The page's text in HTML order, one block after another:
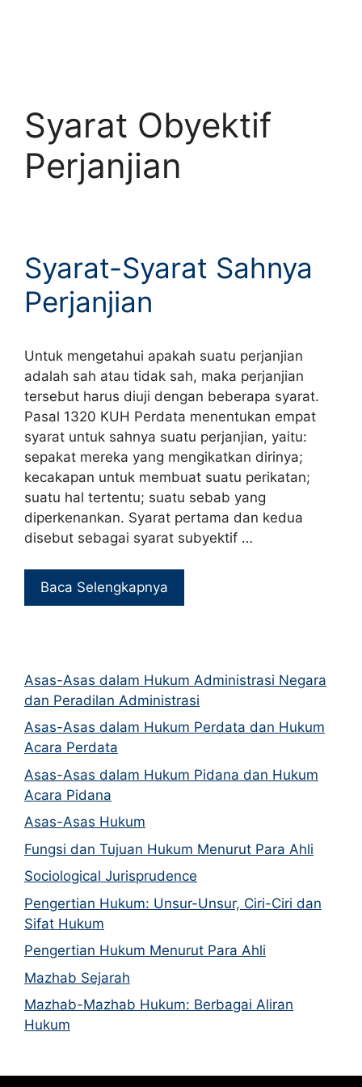
Syarat Obyektif
Perjanjian
Syarat-Syarat Sahnya
Perjanjian
Untuk mengetahui apakah suatu perjanjian
adalah sah atau tidak sah, maka perjanjian
tersebut harus diuji dengan beberapa syarat.
Pasal 1320 KUH Perdata menentukan empat
syarat untuk sahnya suatu perjanjian, yaitu:
sepakat mereka yang mengikatkan dirinya;
kecakapan untuk membuat suatu perikatan;
suatu hal tertentu; suatu sebab yang
diperkenankan. Syarat pertama dan kedua
disebut sebagai syarat subyektif …
Baca Selengkapnya
Asas-Asas dalam Hukum Administrasi Negara
dan Peradilan Administrasi
Asas-Asas dalam Hukum Perdata dan Hukum
Acara Perdata
Asas-Asas dalam Hukum Pidana dan Hukum
Acara Pidana
Asas-Asas Hukum
Fungsi dan Tujuan Hukum Menurut Para Ahli
Sociological Jurisprudence
Pengertian Hukum: Unsur-Unsur, Ciri-Ciri dan
Sifat Hukum
Pengertian Hukum Menurut Para Ahli
Mazhab Sejarah
Mazhab-Mazhab Hukum: Berbagai Aliran
Hukum